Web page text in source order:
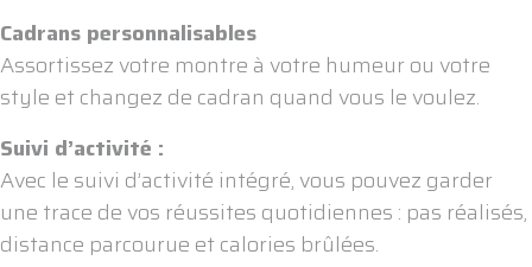
Cadrans personnalisables
Assortissez votre montre à votre humeur ou votre
style et changez de cadran quand vous le voulez.
Suivi d’activité :
Avec le suivi d’activité intégré, vous pouvez garder
une trace de vos réussites quotidiennes : pas réalisés,
distance parcourue et calories brûlées.